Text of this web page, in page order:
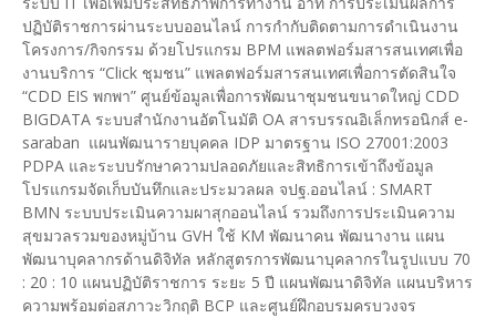
ปฏิบัติราชการผ่านระบบออนไลน์ การกำกับติดตามการดำเนินงาน
โครงการ/กิจกรรม ด้วยโปรแกรม BPM แพลตฟอร์มสารสนเทศเพื่อ
งานบริการ “Click ชุมชน” แพลตฟอร์มสารสนเทศเพื่อการตัดสินใจ
“CDD EIS พกพา” ศูนย์ข้อมูลเพื่อการพัฒนาชุมชนขนาดใหญ่ CDD
BIGDATA ระบบสำนักงานอัตโนมัติ OA สารบรรณอิเล็กทรอนิกส์ e-
saraban แผนพัฒนารายบุคคล IDP มาตรฐาน ISO 27001:2003
PDPA และระบบรักษาความปลอดภัยและสิทธิการเข้าถึงข้อมูล
โปรแกรมจัดเก็บบันทึกและประมวลผล จปฐ.ออนไลน์ : SMART
BMN ระบบประเมินความผาสุกออนไลน์ รวมถึงการประเมินความ
สุขมวลรวมของหมู่บ้าน GVH ใช้ KM พัฒนาคน พัฒนางาน แผน
พัฒนาบุคลากรด้านดิจิทัล หลักสูตรการพัฒนาบุคลากรในรูปแบบ 70
: 20 : 10 แผนปฏิบัติราชการ ระยะ 5 ปี แผนพัฒนาดิจิทัล แผนบริหาร
ความพร้อมต่อสภาวะวิกฤติ BCP และศูนย์ฝึกอบรมครบวงจร